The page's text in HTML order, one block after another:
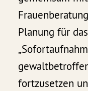
Planung für
fortzusetzen